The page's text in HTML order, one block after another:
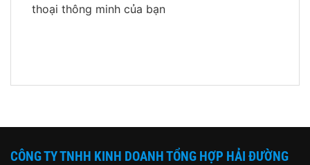
thoại thông minh của bạn
CÔNG TY TNHH KINH DOANH TỔNG HỢP HẢI ĐƯỜNG